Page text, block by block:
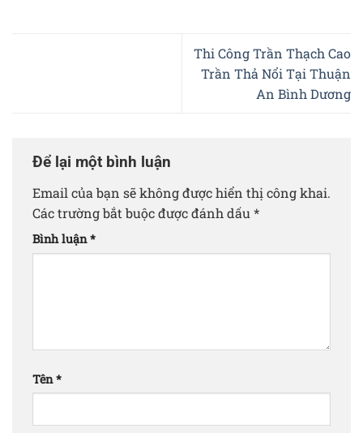
Thi Công Trần Thạch Cao
Trần Thả Nổi Tại Thuận
An Bình Dương
Để lại một bình luận
Email của bạn sẽ không được hiển thị công khai.
Các trường bắt buộc được đánh dấu *
Bình luận*
Tên*